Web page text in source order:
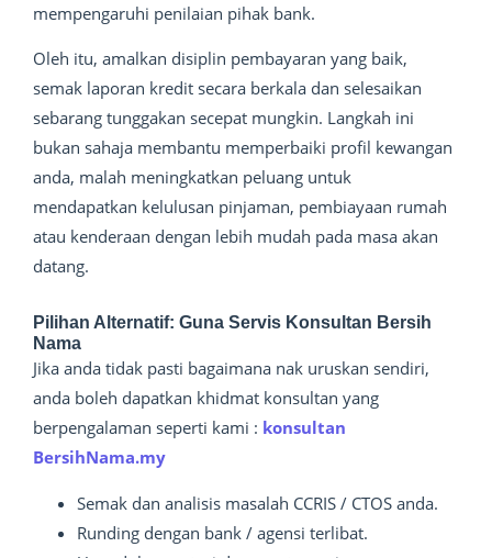
mempengaruhi penilaian pihak bank.
Oleh itu, amalkan disiplin pembayaran yang baik,
semak laporan kredit secara berkala dan selesaikan
sebarang tunggakan secepat mungkin. Langkah ini
bukan sahaja membantu memperbaiki profil kewangan
anda, malah meningkatkan peluang untuk
mendapatkan kelulusan pinjaman, pembiayaan rumah
atau kenderaan dengan lebih mudah pada masa akan
datang.
Pilihan Alternatif: Guna Servis Konsultan Bersih
Nama
Jika anda tidak pasti bagaimana nak uruskan sendiri,
anda boleh dapatkan khidmat konsultan yang
berpengalaman seperti kami : konsultan
BersihNama.my
Semak dan analisis masalah CCRIS / CTOS anda.
Runding dengan bank / agensi terlibat.